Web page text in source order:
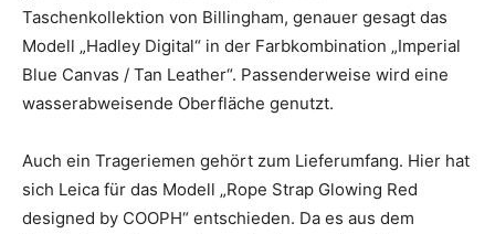
Taschenkollektion von Billingham, genauer gesagt das
Modell „Hadley Digital“ in der Farbkombination „Imperial
Blue Canvas / Tan Leather“. Passenderweise wird eine
wasserabweisende Oberfläche genutzt.
Auch ein Trageriemen gehört zum Lieferumfang. Hier hat
sich Leica für das Modell „Rope Strap Glowing Red
designed by COOPH“ entschieden. Da es aus dem